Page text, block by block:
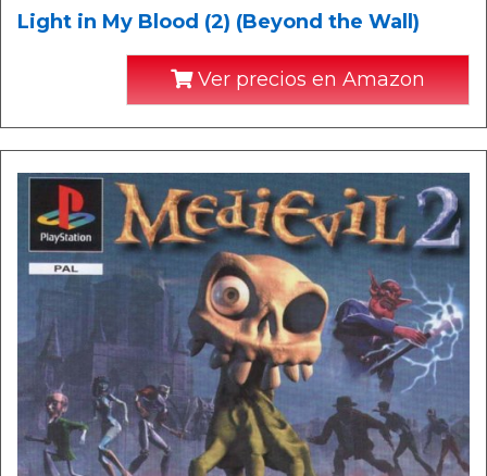
Light in My Blood (2) (Beyond the Wall)
Ver precios en Amazon